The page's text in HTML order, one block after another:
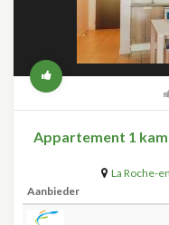
Appartement 1
La Roche-
Aanbieder